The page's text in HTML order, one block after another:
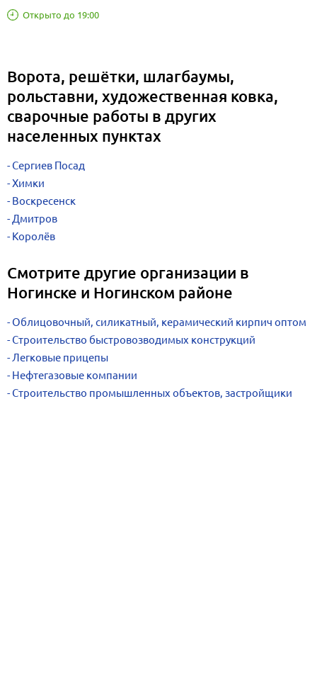
Открыто до 19:00
Ворота, решётки, шлагбаумы,
рольставни, художественная ковка,
сварочные работы в других
населенных пунктах
Сергиев Посад
Химки
Воскресенск
Дмитров
Королёв
Смотрите другие организации в
Ногинске и Ногинском районе
Облицовочный, силикатный, керамический кирпич оптом
Строительство быстровозводимых конструкций
Легковые прицепы
Нефтегазовые компании
Строительство промышленных объектов, застройщики